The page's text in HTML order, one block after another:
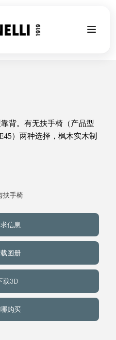
Toggle
现代风格
定制
关于我们
事件
联系方式
背。有无扶手椅（产品型
）两种选择，枫木实木制
扶手椅
信息
图册
载3D
购买